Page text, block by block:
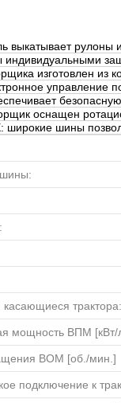
выкатывает рулоны
изготовлен из
управление
оснащен
широкие шины
трактора:
мощность ВПМ [кВт/
ВОМ [об./мин.]
подключение к